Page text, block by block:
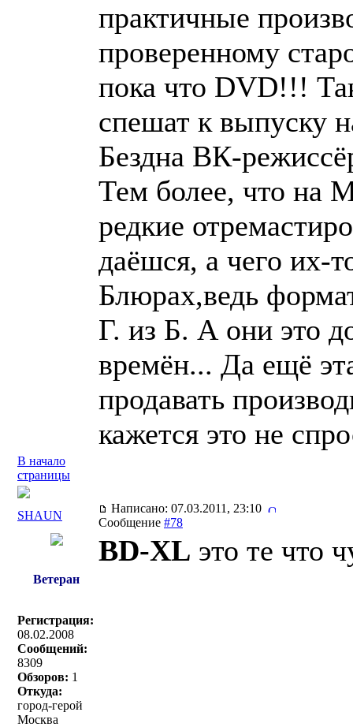
практичные
проверенному
пока что DVD!!!
спешат к выпуску
Бездна ВК-
Тем более, что на
редкие
даёшся, а чего их-
Блюрах,ведь
Г. из Б. А они это
времён... Да ещё
продавать
кажется это не
В начало
страницы
SHAUN
Написано: 07.03.2011, 23:10
Сообщение #78
Ветеран
Регистрация:
08.02.2008
Сообщений:
8309
Обзоров: 1
Откуда:
город-герой
Москва
BD-XL это те что